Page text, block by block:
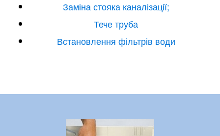
Заміна стояка каналізації;
Тече труба
Встановлення фільтрів води